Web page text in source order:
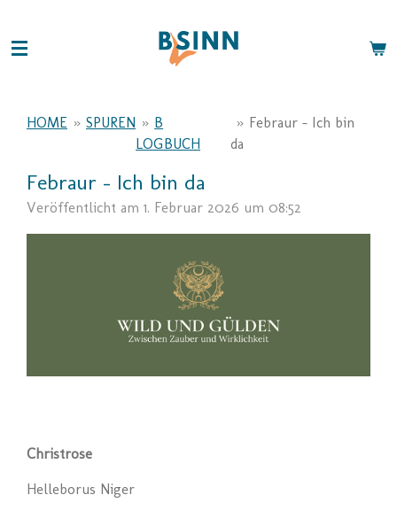
Hauptinhalt
springen
HOME » SPUREN » B
LOGBUCH
» Febraur - Ich bin
da
Febraur - Ich bin da
Veröffentlicht am 1. Februar 2026 um 08:52
Christrose
Helleborus Niger